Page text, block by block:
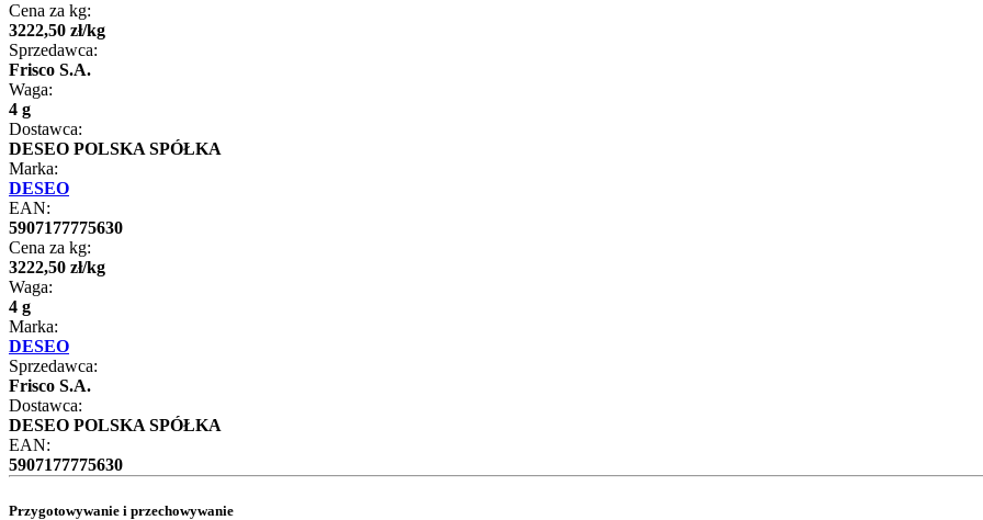
Cena za kg:
3222,50 zł/kg
Sprzedawca:
Frisco S.A.
Waga:
4 g
Dostawca:
DESEO POLSKA SPÓŁKA
Marka:
DESEO
EAN:
5907177775630
Cena za kg:
3222,50 zł/kg
Waga:
4 g
Marka:
DESEO
Sprzedawca:
Frisco S.A.
Dostawca:
DESEO POLSKA SPÓŁKA
EAN:
5907177775630
Przygotowywanie i przechowywanie